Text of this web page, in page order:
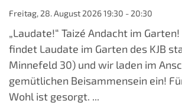
Freitag, 28. August 2026 19:30 - 20:30
„Laudate!“ Taizé Andacht im
findet Laudate im Garten des KJB
Minnefeld 30) und wir laden im
gemütlichen Beisammensein ein!
Wohl ist gesorgt. ...